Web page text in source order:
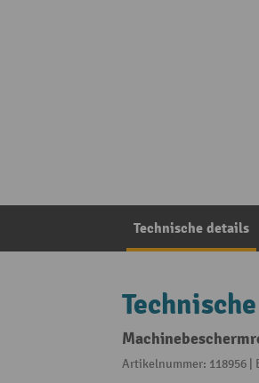
Technische details
Artikelnummer: 118956 |